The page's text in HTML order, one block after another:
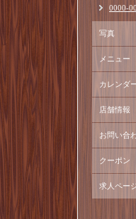
0000-
写真
メニュー
カレンダ
店舗情報
お問い合
クーポン
求人ペー